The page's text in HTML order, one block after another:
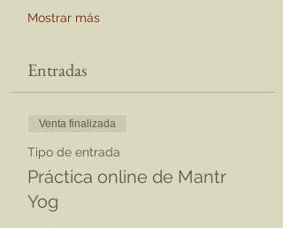
Mostrar más
Entradas
Venta finalizada
Tipo de entrada
Práctica online de Mantr
Yog